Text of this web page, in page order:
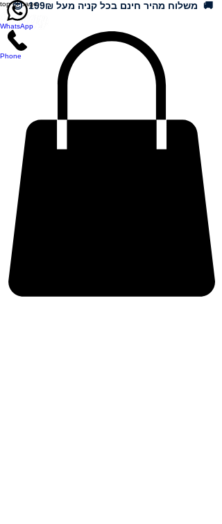
top of page 🚚 משלוח מהיר חינם בכל קניה מעל 199₪ 😍
WhatsApp
Phone